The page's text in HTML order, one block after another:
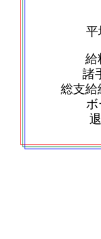
平
給
諸
総支給
ボ